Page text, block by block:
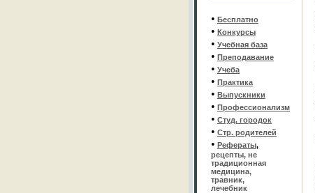
• Бесплатно
• Конкурсы
• Учебная база
• Преподавание
• Учеба
• Практика
• Выпускники
• Профессионализм
• Студ. городок
• Стр. родителей
• Рефераты,
рецепты, не
традиционная
медицина,
травник,
лечебник